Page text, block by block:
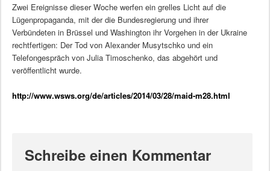
Zwei Ereignisse dieser Woche werfen ein grelles Licht auf die
Lügenpropaganda, mit der die Bundesregierung und ihrer
Verbündeten in Brüssel und Washington ihr Vorgehen in der Ukraine
rechtfertigen: Der Tod von Alexander Musytschko und ein
Telefongespräch von Julia Timoschenko, das abgehört und
veröffentlicht wurde.
http://www.wsws.org/de/articles/2014/03/28/maid-m28.html
Schreibe einen Kommentar